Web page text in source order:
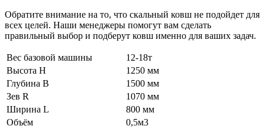
Обратите внимание на то, что скальный ковш не подойдет для
всех целей. Наши менеджеры помогут вам сделать
правильный выбор и подберут ковш именно для ваших задач.
Вес базовой машины
12-18т
Высота H
1250 мм
Глубина B
1500 мм
Зев R
1070 мм
Ширина L
800 мм
Объём
0,5м3